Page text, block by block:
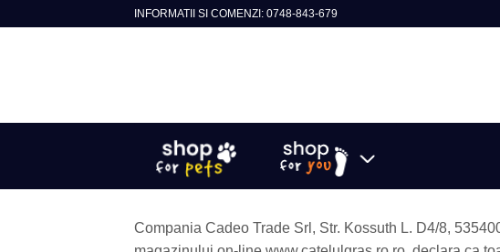
INFORMATII SI COMENZI: 0748-843-679
Compania Cadeo Trade Srl, Str. Kossuth L. D4/8,